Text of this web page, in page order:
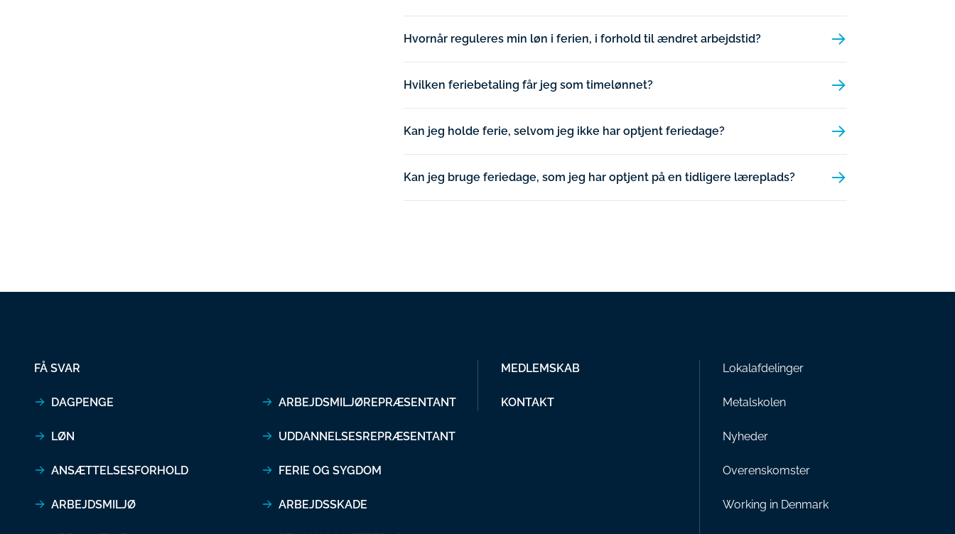
Hvornår reguleres min løn i ferien, i forhold til ændret arbejdstid?
Hvilken feriebetaling får jeg som timelønnet?
Kan jeg holde ferie, selvom jeg ikke har optjent feriedage?
Kan jeg bruge feriedage, som jeg har optjent på en tidligere læreplads?
FÅ SVAR
DAGPENGE
LØN
ANSÆTTELSESFORHOLD
ARBEJDSMILJØ
ARBEJDSMILJØREPRÆSENTANT
UDDANNELSESREPRÆSENTANT
FERIE OG SYGDOM
ARBEJDSSKADE
MEDLEMSKAB
KONTAKT
Lokalafdelinger
Metalskolen
Nyheder
Overenskomster
Working in Denmark